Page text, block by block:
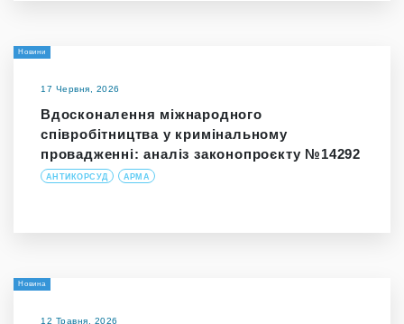
Новини
17 Червня, 2026
Вдосконалення міжнародного
співробітництва у кримінальному
провадженні: аналіз законопроєкту №14292
АНТИКОРСУД АРМА
Новина
12 Травня, 2026